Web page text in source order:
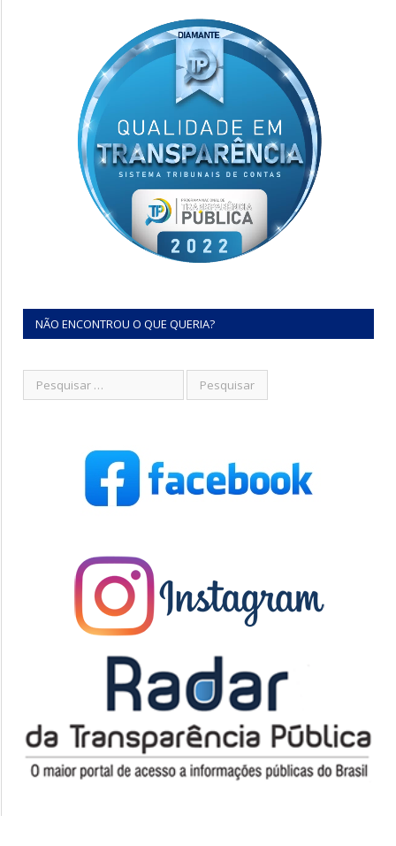
NÃO ENCONTROU O QUE QUERIA?